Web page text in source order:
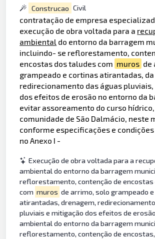
Construcao Civil
contratação de empresa
execução de obra voltada para a
ambiental do entorno da barragem
incluindo- se reflorestamento,
encostas dos taludes com muros de
grampeado e cortinas atirantadas, da
redirecionamento das águas
dos efeitos de erosão no entorno da
evitar assoreamento do curso
comunidade de São Dalmácio, neste
conforme especificações e
no Anexo I -
Execução de obra voltada para a
ambiental do entorno da barragem
reflorestamento, contenção de encostas
com muros de arrimo, solo grampeado
atirantadas, drenagem,
pluviais e mitigação dos efeitos de
ambiental do entorno da barragem
reflorestamento, contenção de